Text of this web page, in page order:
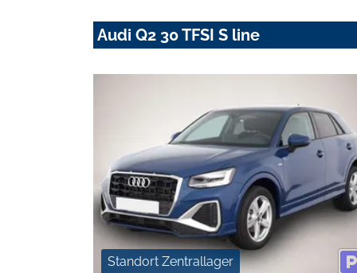
Audi Q2 30 TFSI S line
Standort Zentrallager